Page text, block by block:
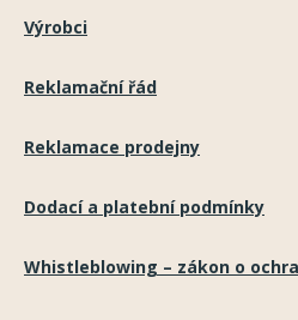
Výrobci
Reklamační řád
Reklamace prodejny
Dodací a platební podmínky
Whistleblowing – zákon o